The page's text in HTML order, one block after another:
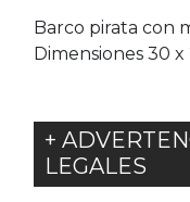
Barco pirata con
Dimensiones 30
+
LEGALES